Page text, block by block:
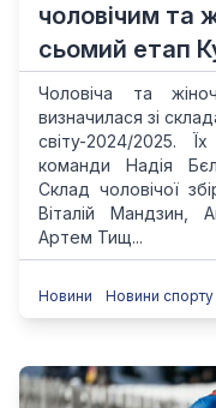
чоловічим та
сьомий етап
Чоловіча та
визначилася зі
світу-2024/2025.
команди Надія
Склад чоловічої
Віталій Мандзин,
Артем Тищ...
Новини Новини спорту